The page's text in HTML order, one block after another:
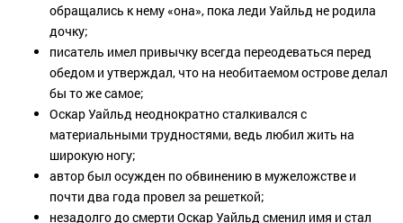
обращались к нему «она», пока леди Уайльд не родила
дочку;
писатель имел привычку всегда переодеваться перед
обедом и утверждал, что на необитаемом острове делал
бы то же самое;
Оскар Уайльд неоднократно сталкивался с
материальными трудностями, ведь любил жить на
широкую ногу;
автор был осужден по обвинению в мужеложстве и
почти два года провел за решеткой;
незадолго до смерти Оскар Уайльд сменил имя и стал